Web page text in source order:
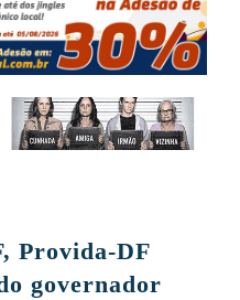
Provida-DF
governador